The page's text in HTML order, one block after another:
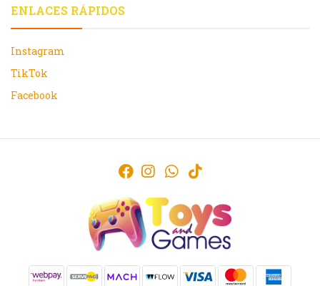
ENLACES RÁPIDOS
Instagram
TikTok
Facebook